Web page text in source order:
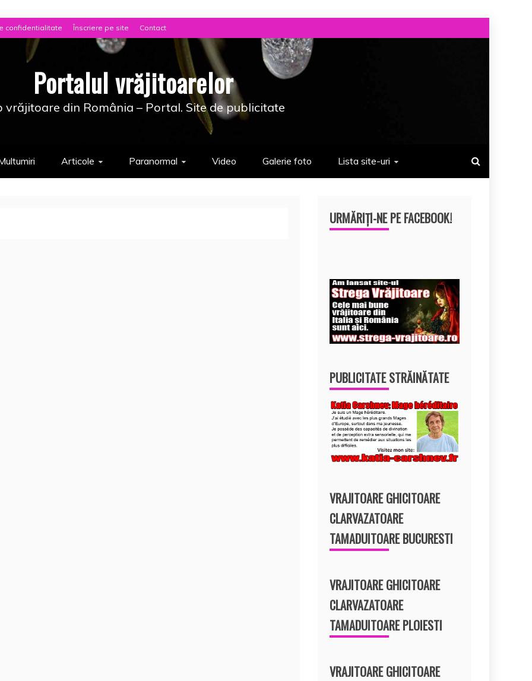
confidentialitate Înscriere pe site Contact
Portalul vrăjitoarelor
vrăjitoare din România – Portal. Site de publicitate
Articole Paranormal Video Galerie foto Lista site-uri
URMĂRIȚI-NE PE FACEBOOK!
PUBLICITATE STRĂINĂTATE
VRAJITOARE GHICITOARE
CLARVAZATOARE
TAMADUITOARE BUCURESTI
VRAJITOARE GHICITOARE
CLARVAZATOARE
TAMADUITOARE PLOIESTI
VRAJITOARE GHICITOARE